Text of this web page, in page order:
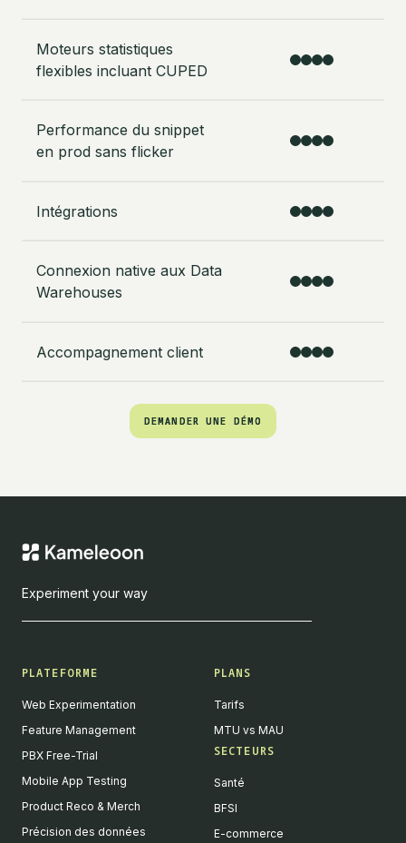
Moteurs statistiques
flexibles incluant CUPED
Performance du snippet
en prod sans flicker
Intégrations
Connexion native aux Data
Warehouses
Accompagnement client
DEMANDER UNE DÉMO
DEMANDER UNE DÉMO
Experiment your way
PLATEFORME
Web Experimentation
Feature Management
PBX Free-Trial
Mobile App Testing
Product Reco & Merch
Précision des données
PLANS
Tarifs
MTU vs MAU
SECTEURS
Santé
BFSI
E-commerce